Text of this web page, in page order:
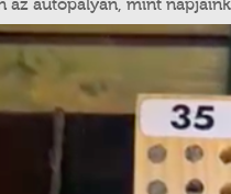
az autópályán, mint